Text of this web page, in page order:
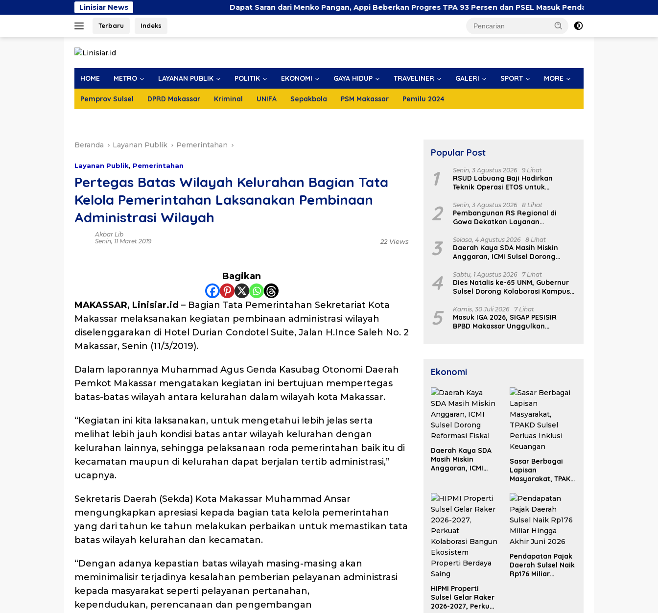
ke
Linisiar News Dapat Saran dari Menko Pangan, Appi Beberkan Progres TPA 93 Persen dan PSEL Masuk Pendampingan APH
Terbaru Indeks
HOME METRO LAYANAN PUBLIK POLITIK EKONOMI GAYA HIDUP TRAVELINER GALERI SPORT MORE
Pemprov Sulsel DPRD Makassar Kriminal UNIFA Sepakbola PSM Makassar Pemilu 2024
Beranda Layanan Publik Pemerintahan
Layanan Publik, Pemerintahan
Pertegas Batas Wilayah Kelurahan Bagian Tata
Kelola Pemerintahan Laksanakan Pembinaan
Administrasi Wilayah
Akbar Lib
Senin, 11 Maret 2019
22 Views
Bagikan
MAKASSAR, Linisiar.id – Bagian Tata Pemerintahan Sekretariat Kota
Makassar melaksanakan kegiatan pembinaan administrasi wilayah
diselenggarakan di Hotel Durian Condotel Suite, Jalan H.Ince Saleh No. 2
Makassar, Senin (11/3/2019).
Dalam laporannya Muhammad Agus Genda Kasubag Otonomi Daerah
Pemkot Makassar mengatakan kegiatan ini bertujuan mempertegas
batas-batas wilayah antara kelurahan dalam wilayah kota Makassar.
“Kegiatan ini kita laksanakan, untuk mengetahui lebih jelas serta
melihat lebih jauh kondisi batas antar wilayah kelurahan dengan
kelurahan lainnya, sehingga pelaksanaan roda pemerintahan baik itu di
kecamatan maupun di kelurahan dapat berjalan tertib administrasi,”
ucapnya.
Sekretaris Daerah (Sekda) Kota Makassar Muhammad Ansar
mengungkapkan apresiasi kepada bagian tata kelola pemerintahan
yang dari tahun ke tahun melakukan perbaikan untuk memastikan tata
batas wilayah kelurahan dan kecamatan.
“Dengan adanya kepastian batas wilayah masing-masing akan
meminimalisir terjadinya kesalahan pemberian pelayanan administrasi
kepada masyarakat seperti pelayanan pertanahan,
kependudukan, perencanaan dan pengembangan
Popular Post
1 Senin, 3 Agustus 2026 9 Lihat
RSUD Labuang Baji Hadirkan
Teknik Operasi ETOS untuk
Indikasi Medis
2 Senin, 3 Agustus 2026 8 Lihat
Pembangunan RS Regional di
Gowa Dekatkan Layanan
3 Selasa, 4 Agustus 2026 8 Lihat
Daerah Kaya SDA Masih Miskin
Anggaran, ICMI Sulsel Dorong
4 Sabtu, 1 Agustus 2026 7 Lihat
Dies Natalis ke-65 UNM, Gubernur
Sulsel Dorong Kolaborasi Kampus
Unggul
5 Kamis, 30 Juli 2026 7 Lihat
Masuk IGA 2026, SIGAP PESISIR
BPBD Makassar Unggulkan
Ekonomi
Daerah Kaya SDA
Masih Miskin
Anggaran, ICMI
Sasar Berbagai
Lapisan
Masyarakat, TPAKD
Inklusi Keuangan
HIPMI Properti
Sulsel Gelar Raker
2026-2027, Perkuat
Pendapatan Pajak
Daerah Sulsel Naik
Rp176 Miliar